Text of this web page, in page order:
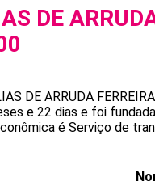
DE
DE ARRUDA
e 22 dias e foi
é Serviço de